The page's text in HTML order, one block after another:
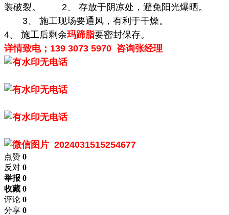
装破裂。 2、 存放于阴凉处，避免阳光爆晒。
3、 施工现场要通风，有利于干燥。
4、 施工后剩余玛蹄脂要密封保存。
详情致电；139 3073 5970 咨询张经理
点赞 0
反对 0
举报 0
收藏 0
评论 0
分享 0